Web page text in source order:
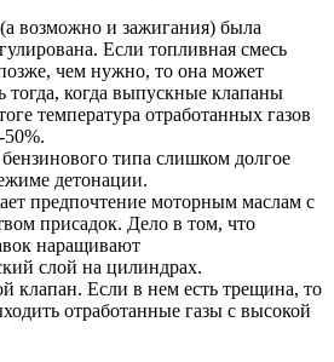
возможно и зажигания) была
Если топливная смесь
чем нужно, то она может
тогда, когда выпускные клапаны
температура отработанных газов
типа слишком долгое
детонации.
предпочтение моторным маслам с
присадок. Дело в том, что
наращивают
слой на цилиндрах.
клапан. Если в нем есть трещина, то
отработанные газы с высокой